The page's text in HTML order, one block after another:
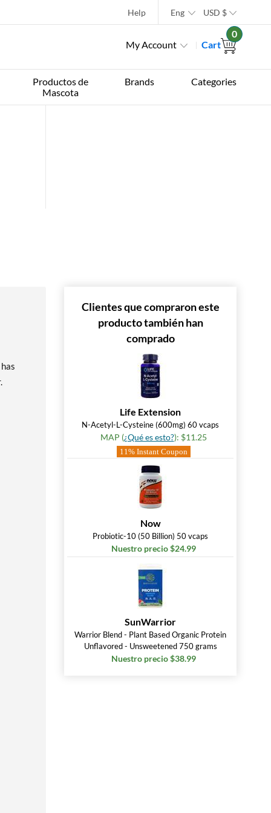
Help Eng USD $
My Account Cart
0
Productos de
Mascota
Brands Categories
Clientes que compraron este
producto también han
comprado
Life Extension
N-Acetyl-L-Cysteine (600mg) 60 vcaps
MAP (¿Qué es esto?): $11.25
11% Instant Coupon
Now
Probiotic-10 (50 Billion) 50 vcaps
Nuestro precio $24.99
SunWarrior
Warrior Blend - Plant Based Organic Protein
Unflavored - Unsweetened 750 grams
Nuestro precio $38.99